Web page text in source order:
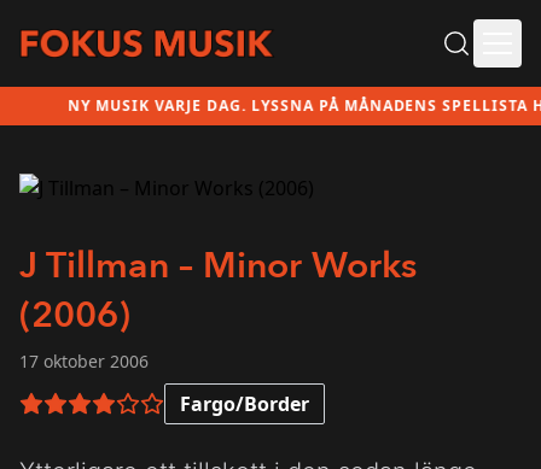
NY MUSIK VARJE DAG. LYSSNA PÅ MÅNADENS SPELLISTA
J Tillman – Minor Works
(2006)
17 oktober 2006
4 av 6 i betyg Fargo/Border